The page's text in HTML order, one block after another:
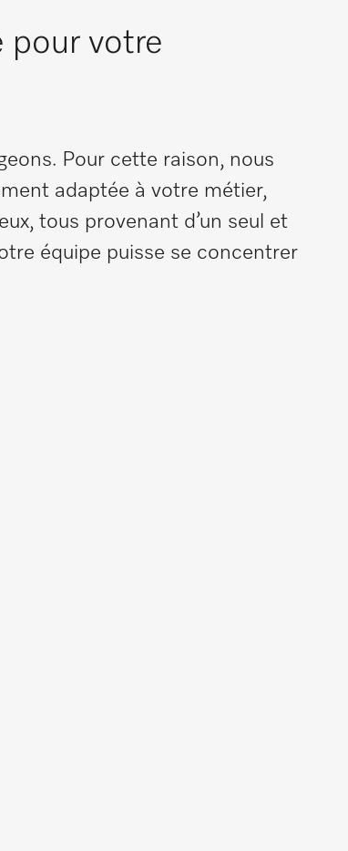
pour votre
Pour cette raison, nous
adaptée à votre métier,
tous provenant d’un seul et
équipe puisse se concentrer